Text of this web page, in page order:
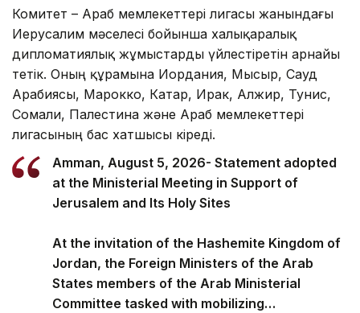
Комитет – Араб мемлекеттері лигасы жанындағы
Иерусалим мәселесі бойынша халықаралық
дипломатиялық жұмыстарды үйлестіретін арнайы
тетік. Оның құрамына Иордания, Мысыр, Сауд
Арабиясы, Марокко, Катар, Ирак, Алжир, Тунис,
Сомали, Палестина және Араб мемлекеттері
лигасының бас хатшысы кіреді.
Amman, August 5, 2026- Statement adopted
at the Ministerial Meeting in Support of
Jerusalem and Its Holy Sites
At the invitation of the Hashemite Kingdom of
Jordan, the Foreign Ministers of the Arab
States members of the Arab Ministerial
Committee tasked with mobilizing…